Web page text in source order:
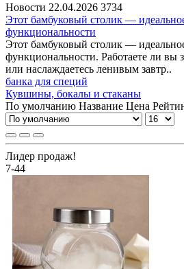
Новости 22.04.2026 3734
Этот бамбуковый столик —
функциональности
Этот бамбуковый столик —
функциональности. Работаете ли вы
или наслаждаетесь ленивым завтр..
банка для специй
Кувшины, бокалы и стаканы
По умолчанию Название Цена
Лидер продаж!
7-44